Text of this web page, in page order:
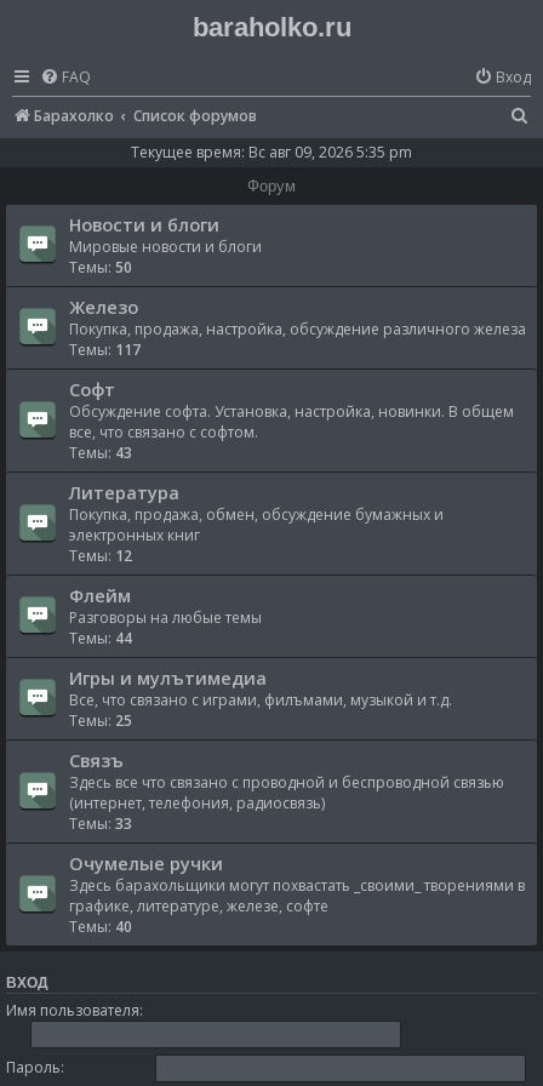
baraholko.ru
FAQ
Вход
Барахолко
Список форумов
с
Текущее время: Вс авг 09, 2026 5:35 pm
Форум
Новости и блоги
Мировые новости и блоги
Темы: 50
Железо
Покупка, продажа, настройка, обсуждение различного железа
Темы: 117
Софт
Обсуждение софта. Установка, настройка, новинки. В общем
все, что связано с софтом.
Темы: 43
Литература
Покупка, продажа, обмен, обсуждение бумажных и
электронных книг
Темы: 12
Флейм
Разговоры на любые темы
Темы: 44
Игры и мулътимедиа
Все, что связано с играми, филъмами, музыкой и т.д.
Темы: 25
Связъ
Здесь все что связано с проводной и беспроводной связью
(интернет, телефония, радиосвязь)
Темы: 33
Очумелые ручки
Здесь барахольщики могут похвастать _своими_ творениями в
графике, литературе, железе, софте
Темы: 40
ВХОД
Имя пользователя:
Пароль: